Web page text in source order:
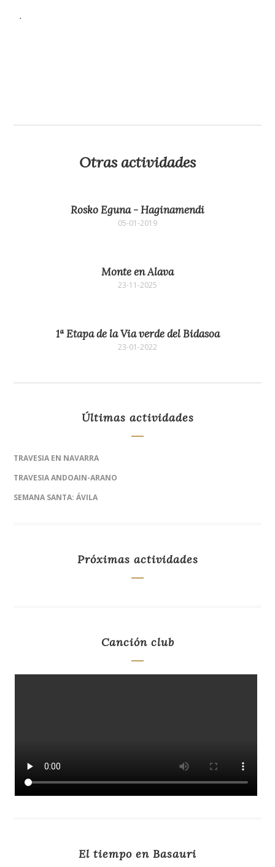
.
Otras actividades
Rosko Eguna - Haginamendi
05-01-2019
Monte en Alava
23-11-2025
1ª Etapa de la Via verde del Bidasoa
23-01-2022
Últimas actividades
TRAVESIA EN NAVARRA
TRAVESIA ANDOAIN-ARANO
SEMANA SANTA: ÁVILA
Próximas actividades
Canción club
El tiempo en Basauri